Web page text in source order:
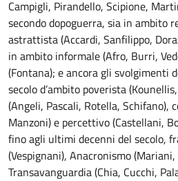
Campigli, Pirandello, Scipione,
secondo dopoguerra, sia in ambito
astrattista (Accardi, Sanfilippo,
in ambito informale (Afro, Burri,
(Fontana); e ancora gli svolgimenti
secolo d’ambito poverista
(Angeli, Pascali, Rotella, Schifano),
Manzoni) e percettivo (Castellani,
fino agli ultimi decenni del secolo,
(Vespignani), Anacronismo
Transavanguardia (Chia, Cucchi,